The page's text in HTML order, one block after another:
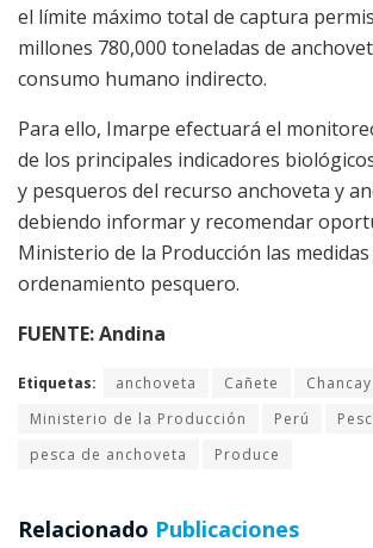
el límite máximo total de captura
millones 780,000 toneladas de
consumo humano indirecto.
Para ello, Imarpe efectuará el
de los principales indicadores
y pesqueros del recurso anchoveta y
debiendo informar y recomendar
Ministerio de la Producción las medidas
ordenamiento pesquero.
FUENTE: Andina
Etiquetas: anchoveta Cañete
Chancay
Ministerio de la Producción
Perú
pesca de anchoveta
Produce
Relacionado Publicaciones